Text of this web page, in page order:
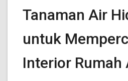
Tanaman Air
untuk
Interior Rumah